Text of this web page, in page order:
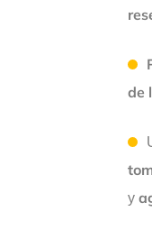
de
y